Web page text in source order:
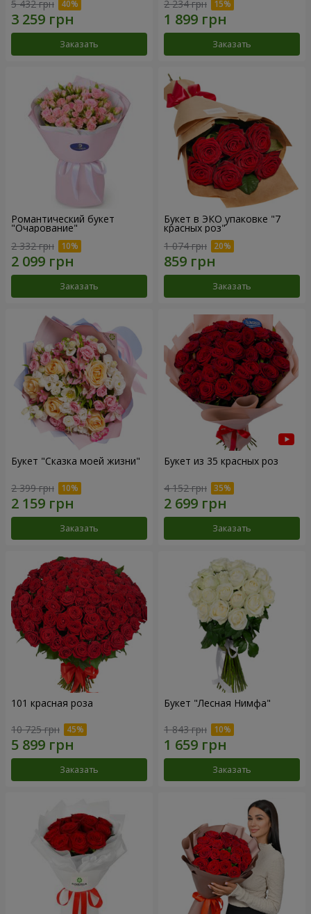
5 432 грн
Заказать
2 234 грн
Заказать
Романтический букет
"Очарование"
2 332 грн
Заказать
Букет в ЭКО упаковке "7
красных роз"
1 074 грн
Заказать
Букет "Сказка моей жизни"
2 399 грн
Заказать
Букет из 35 красных роз
4 152 грн
Заказать
101 красная роза
10 725 грн
Заказать
Букет "Лесная Нимфа"
1 843 грн
Заказать